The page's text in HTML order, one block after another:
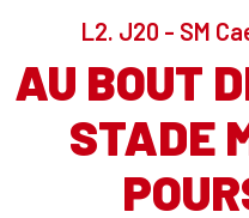
L2. J20 - SM
AU BOUT
STADE